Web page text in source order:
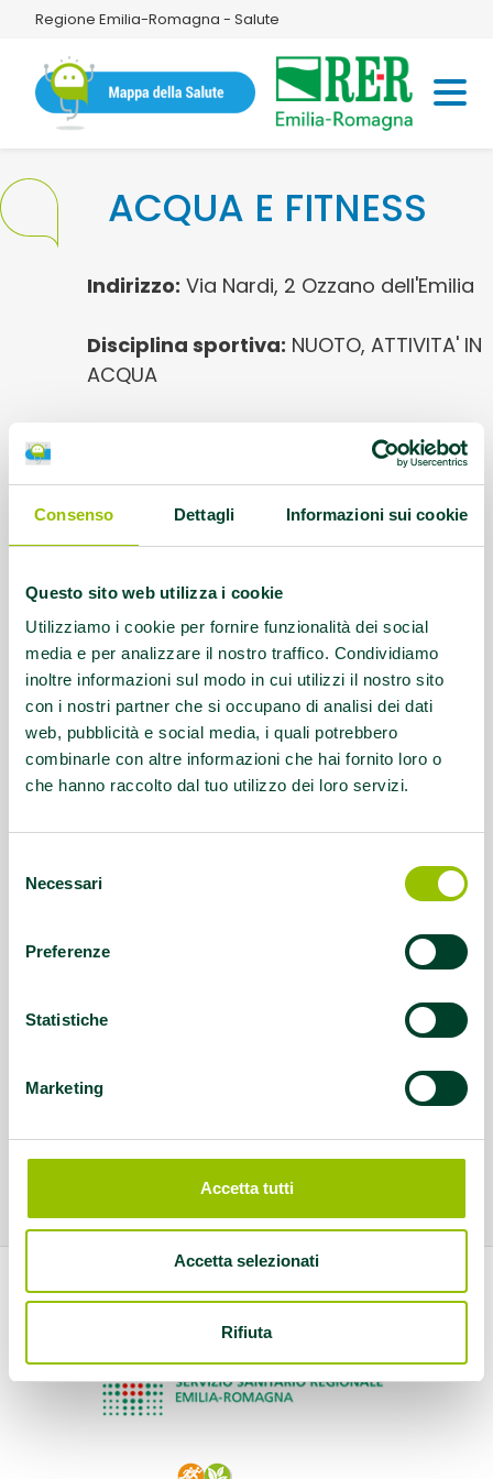
Consenso Dettagli Informazioni sui cookie
Questo sito web utilizza i cookie
Utilizziamo i cookie per fornire funzionalità dei social
media e per analizzare il nostro traffico. Condividiamo
inoltre informazioni sul modo in cui utilizzi il nostro sito
con i nostri partner che si occupano di analisi dei dati
web, pubblicità e social media, i quali potrebbero
combinarle con altre informazioni che hai fornito loro o
che hanno raccolto dal tuo utilizzo dei loro servizi.
delNecessari
Preferenze
Statistiche
Marketing
Accetta tutti
Accetta selezionati
Rifiuta
Regione Emilia-Romagna - Salute
ACQUA E FITNESS
Indirizzo: Via Nardi, 2 Ozzano dell'Emilia
Disciplina sportiva: NUOTO, ATTIVITA' IN
ACQUA
Contatti:051 796135 -
info@acquaefitness.it
Servizio rivolto a:DISABILITA' FISICA,
DISABILITA' SENSORIALE
Questo contenuto si trova inDisabilità e sport